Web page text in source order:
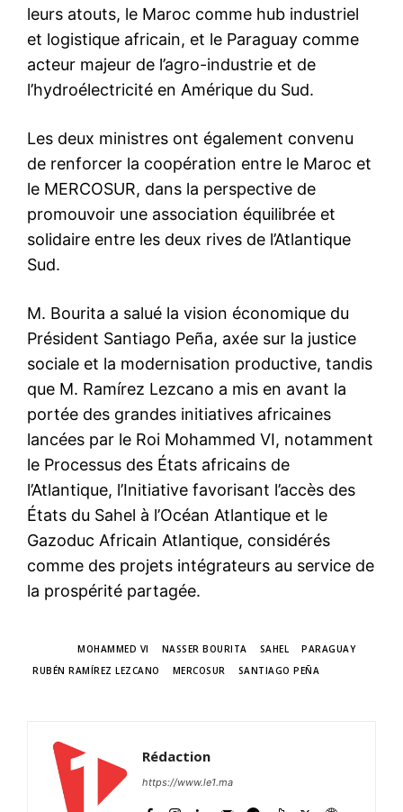
leurs atouts, le Maroc comme hub industriel
et logistique africain, et le Paraguay comme
acteur majeur de l’agro-industrie et de
l’hydroélectricité en Amérique du Sud.
Les deux ministres ont également convenu
de renforcer la coopération entre le Maroc et
le MERCOSUR, dans la perspective de
promouvoir une association équilibrée et
solidaire entre les deux rives de l’Atlantique
Sud.
M. Bourita a salué la vision économique du
Président Santiago Peña, axée sur la justice
sociale et la modernisation productive, tandis
que M. Ramírez Lezcano a mis en avant la
portée des grandes initiatives africaines
lancées par le Roi Mohammed VI, notamment
le Processus des États africains de
l’Atlantique, l’Initiative favorisant l’accès des
États du Sahel à l’Océan Atlantique et le
Gazoduc Africain Atlantique, considérés
comme des projets intégrateurs au service de
la prospérité partagée.
MOHAMMED VI NASSER BOURITA SAHEL
PARAGUAY
RUBÉN RAMÍREZ LEZCANO
MERCOSUR SANTIAGO PEÑA
Rédaction
https://www.le1.ma